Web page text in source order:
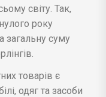
світу. Так,
року
загальну суму
товарів є
одяг та засоби